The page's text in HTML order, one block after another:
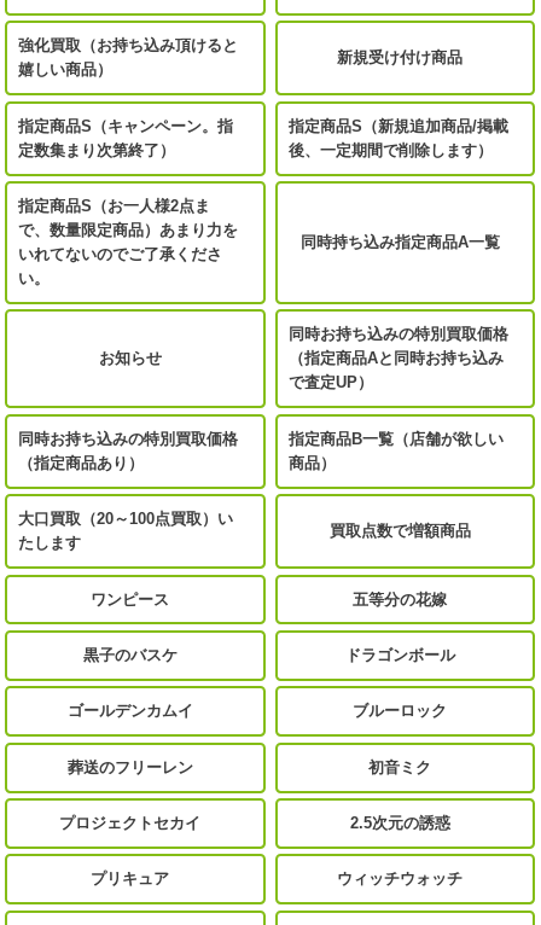
強化買取（お持ち込み頂けると
嬉しい商品）
新規受け付け商品
指定商品S（キャンペーン。指
定数集まり次第終了）
指定商品S（新規追加商品/掲載
後、一定期間で削除します）
指定商品S（お一人様2点ま
で、数量限定商品）あまり力を
いれてないのでご了承くださ
い。
同時持ち込み指定商品A一覧
お知らせ
同時お持ち込みの特別買取価格
（指定商品Aと同時お持ち込み
で査定UP）
同時お持ち込みの特別買取価格
（指定商品あり）
指定商品B一覧（店舗が欲しい
商品）
大口買取（20～100点買取）い
たします
買取点数で増額商品
ワンピース 五等分の花嫁
黒子のバスケ ドラゴンボール
ゴールデンカムイ ブルーロック
葬送のフリーレン 初音ミク
プロジェクトセカイ 2.5次元の誘惑
プリキュア ウィッチウォッチ